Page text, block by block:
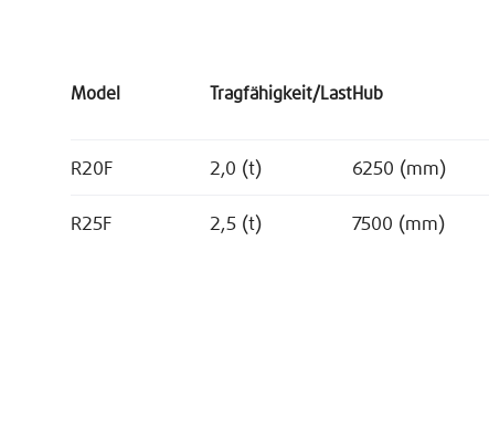
Model Tragfähigkeit/Last Hub
R20F 2,0 (t) 6250 (mm)
R25F 2,5 (t) 7500 (mm)